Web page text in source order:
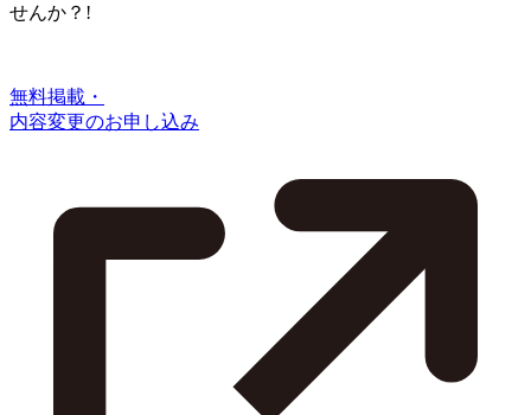
せんか？!
無料掲載・
内容変更のお申し込み